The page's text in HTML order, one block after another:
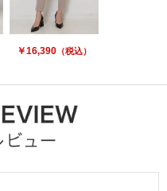
￥16,390 （税込）